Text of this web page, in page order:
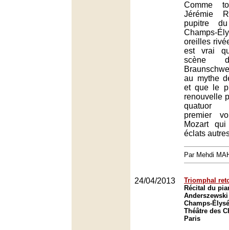
Comme
Jérémie
pupitre
Champs-
oreilles
est vrai
scène
au mythe
et que le
renouvelle
quatuor
premier
Mozart qui
éclats
Par Mehdi
24/04/2013
Triomphal
Récital du
Champs-
Théâtre des
Paris